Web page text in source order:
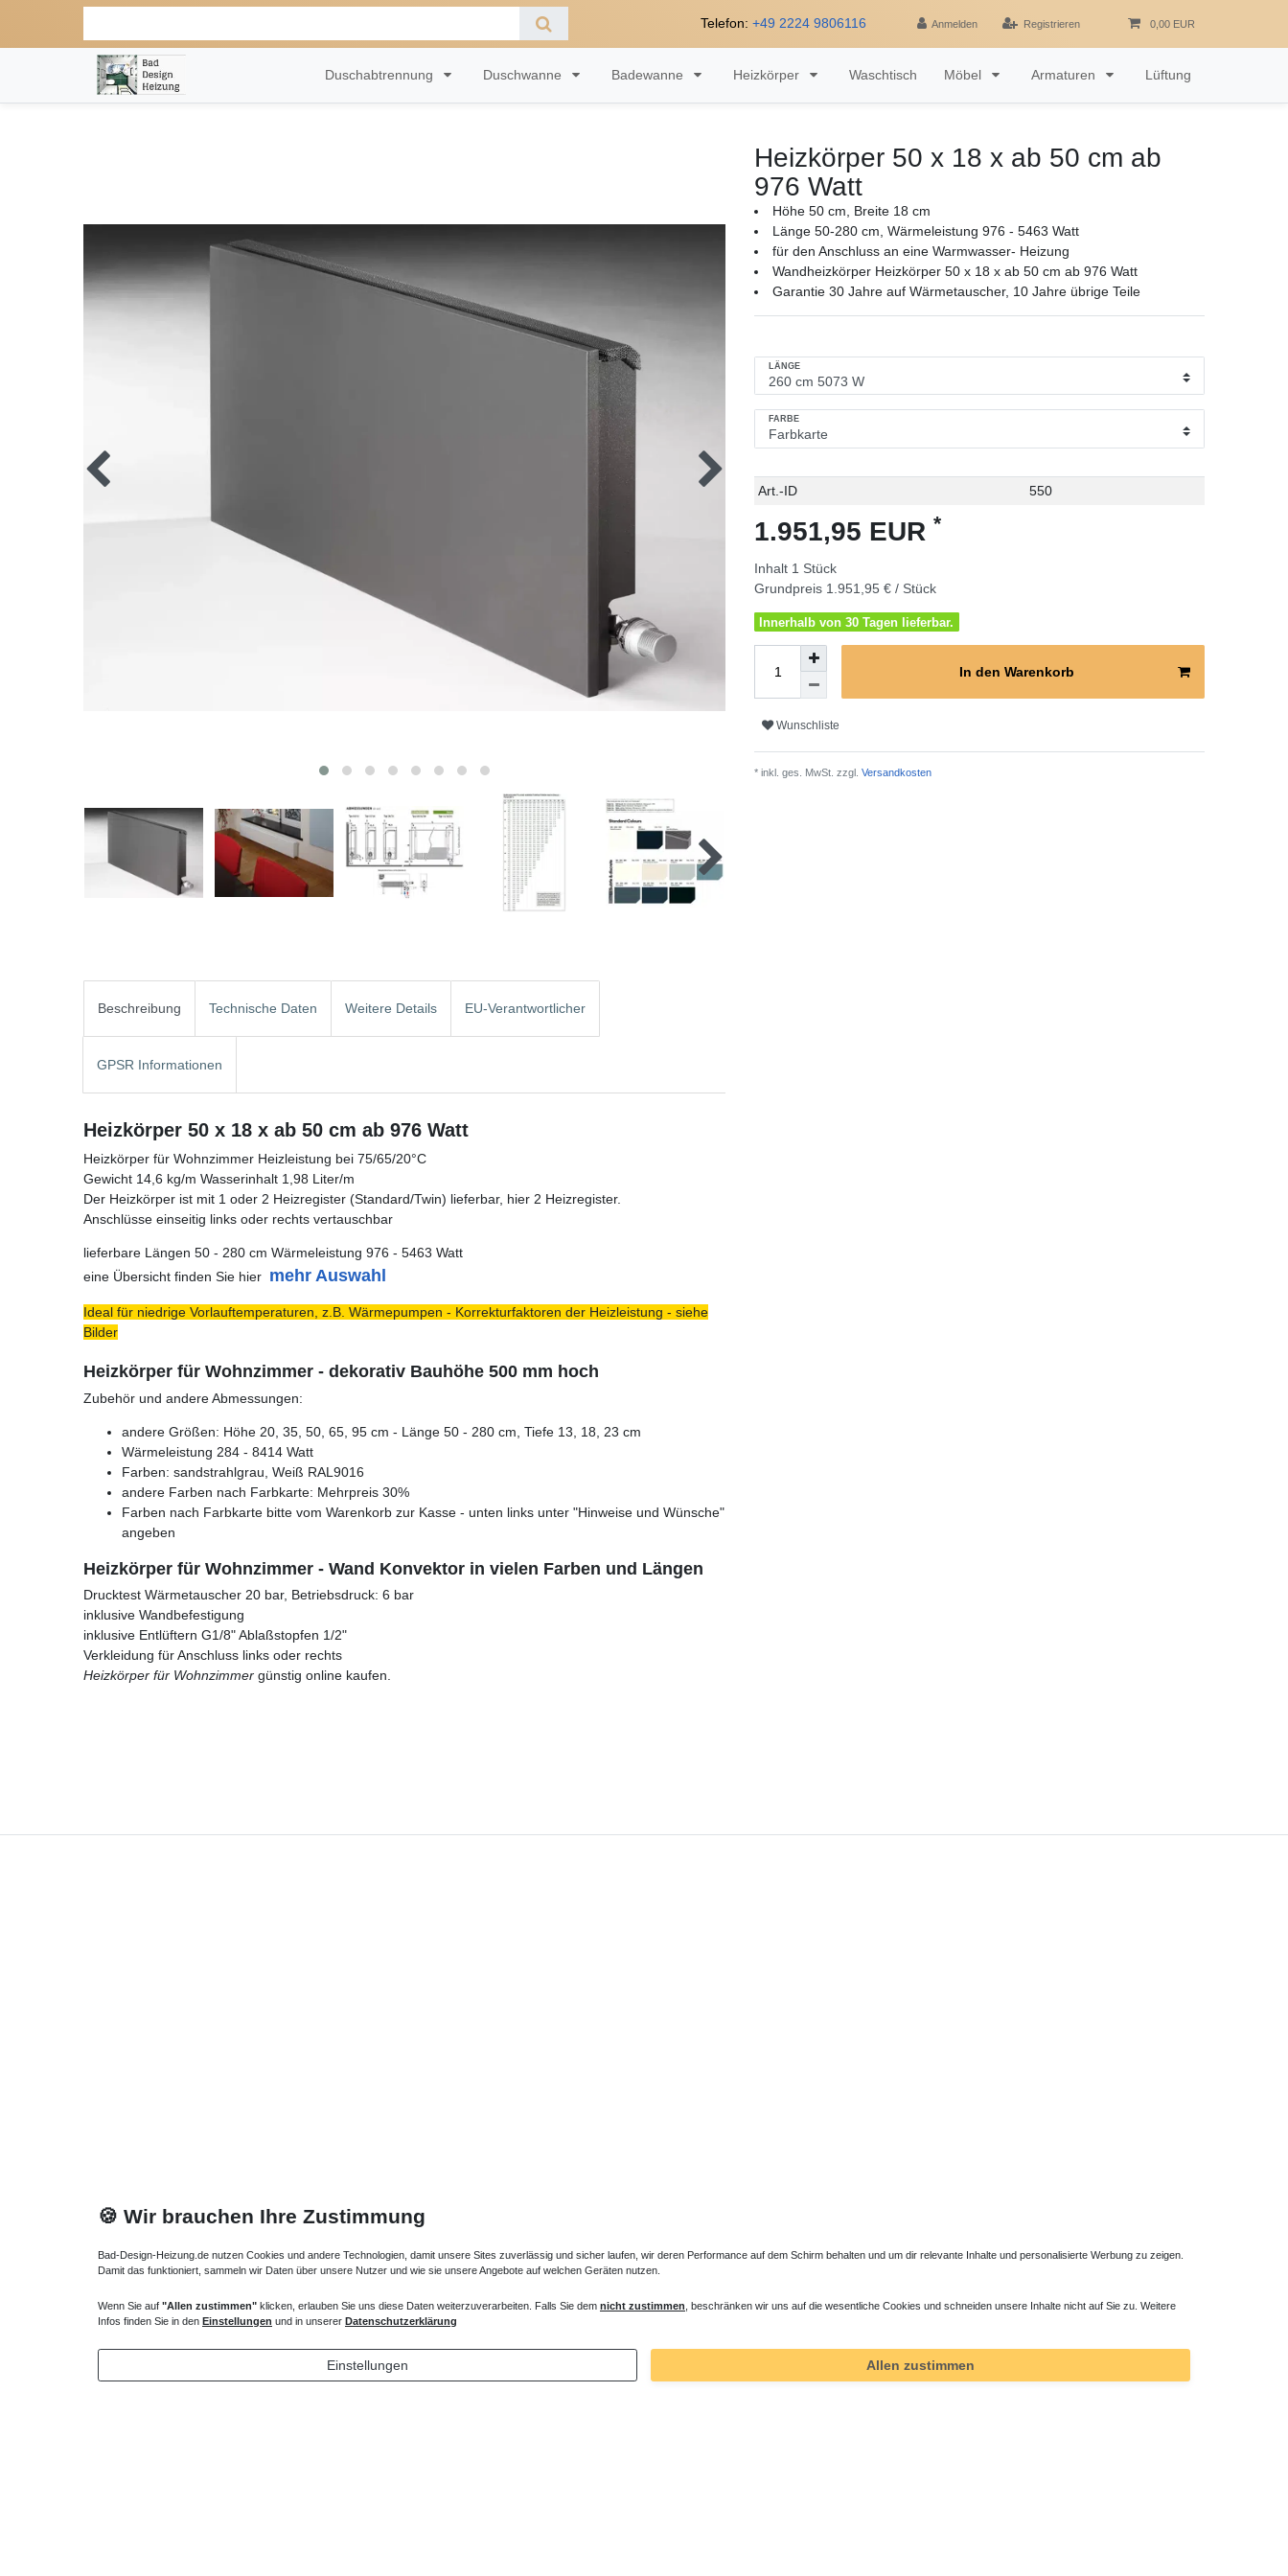
Telefon: +49 2224 9806116 Anmelden Registrieren 0,00 EUR
Duschabtrennung Duschwanne Badewanne Heizkörper Waschtisch Möbel Armaturen Lüftung
Heizkörper 50 x 18 x ab 50 cm ab
976 Watt
Höhe 50 cm, Breite 18 cm
Länge 50-280 cm, Wärmeleistung 976 - 5463 Watt
für den Anschluss an eine Warmwasser- Heizung
Wandheizkörper Heizkörper 50 x 18 x ab 50 cm ab 976 Watt
Garantie 30 Jahre auf Wärmetauscher, 10 Jahre übrige Teile
LÄNGE
FARBE
Technisches
Wert
Art.-ID 550
1.951,95 EUR *
Inhalt 1 Stück
Grundpreis 1.951,95 € / Stück
Innerhalb von 30 Tagen lieferbar.
In den Warenkorb
Wunschliste
* inkl. ges. MwSt. zzgl. Versandkosten
Beschreibung Technische Daten Weitere Details EU-Verantwortlicher
GPSR Informationen
Heizkörper 50 x 18 x ab 50 cm ab 976 Watt
Heizkörper für Wohnzimmer Heizleistung bei 75/65/20°C
Gewicht 14,6 kg/m Wasserinhalt 1,98 Liter/m
Der Heizkörper ist mit 1 oder 2 Heizregister (Standard/Twin) lieferbar, hier 2 Heizregister.
Anschlüsse einseitig links oder rechts vertauschbar
lieferbare Längen 50 - 280 cm Wärmeleistung 976 - 5463 Watt
eine Übersicht finden Sie hier mehr Auswahl
Ideal für niedrige Vorlauftemperaturen, z.B. Wärmepumpen - Korrekturfaktoren der Heizleistung - siehe
Bilder
Heizkörper für Wohnzimmer - dekorativ Bauhöhe 500 mm hoch
Zubehör und andere Abmessungen:
andere Größen: Höhe 20, 35, 50, 65, 95 cm - Länge 50 - 280 cm, Tiefe 13, 18, 23 cm
Wärmeleistung 284 - 8414 Watt
Farben: sandstrahlgrau, Weiß RAL9016
andere Farben nach Farbkarte: Mehrpreis 30%
Farben nach Farbkarte bitte vom Warenkorb zur Kasse - unten links unter "Hinweise und Wünsche"
angeben
Heizkörper für Wohnzimmer - Wand Konvektor in vielen Farben und Längen
Drucktest Wärmetauscher 20 bar, Betriebsdruck: 6 bar
inklusive Wandbefestigung
inklusive Entlüftern G1/8" Ablaßstopfen 1/2"
Verkleidung für Anschluss links oder rechts
Heizkörper für Wohnzimmer günstig online kaufen.
Heizkörper Ventil
135,00 € *
Verlängerter Entlüfter für Heizkörper
43,00 € *
*inkl. ges. MwSt.
Verlängertes Ventil für Heizkörper Konvektor
72,32 € *
🍪 Wir brauchen Ihre Zustimmung
Bad-Design-Heizung.de nutzen Cookies und andere Technologien, damit unsere Sites zuverlässig und sicher laufen, wir deren Performance auf dem Schirm behalten und um dir relevante Inhalte und personalisierte Werbung zu zeigen.
Damit das funktioniert, sammeln wir Daten über unsere Nutzer und wie sie unsere Angebote auf welchen Geräten nutzen.
Wenn Sie auf "Allen zustimmen" klicken, erlauben Sie uns diese Daten weiterzuverarbeiten. Falls Sie dem nicht zustimmen , beschränken wir uns auf die wesentliche Cookies und schneiden unsere Inhalte nicht auf Sie zu. Weitere
Infos finden Sie in den Einstellungen und in unserer Datenschutzerklärung
Einstellungen Allen zustimmen